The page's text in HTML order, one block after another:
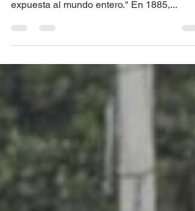
casi 100 años luego que vino a resurgir y
expuesta al mundo entero." En 1885,...